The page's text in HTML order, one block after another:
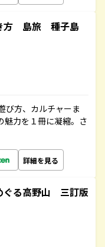
方 島旅 種子島
び方、カルチャーま
魅力を１冊に凝縮。さ
詳細を見る
る高野山 三訂版